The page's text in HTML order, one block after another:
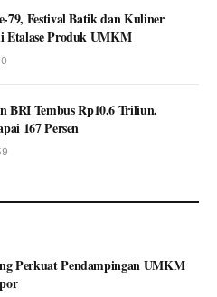
79, Festival Batik dan Kuliner
Etalase Produk UMKM
BRI Tembus Rp10,6 Triliun,
167 Persen
Perkuat Pendampingan UMKM